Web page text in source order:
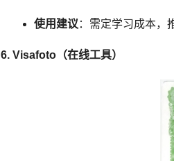
使用建议 ：需定学习成本，
6. Visafoto（在线工具）